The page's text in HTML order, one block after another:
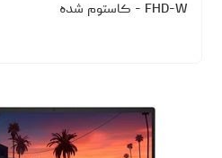
FHD-W - کاستوم شده